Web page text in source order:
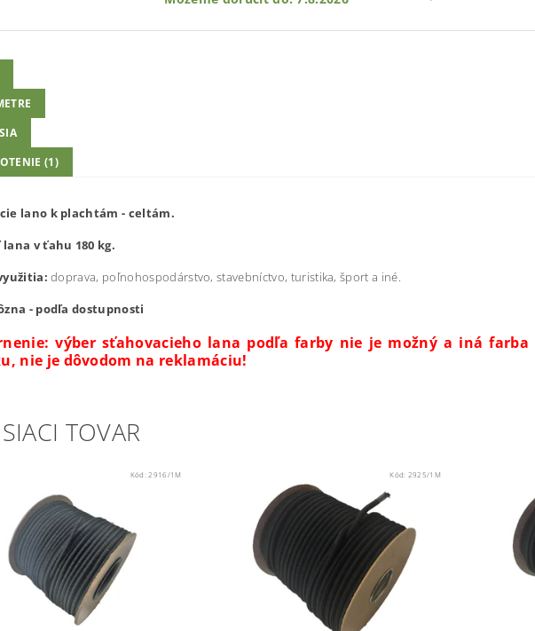
(1)
lano k plachtám - celtám.
v ťahu 180 kg.
doprava, poľnohospodárstvo, stavebníctvo, turistika, šport a iné.
- podľa dostupnosti
výber sťahovacieho lana podľa farby nie je možný a iná
nie je dôvodom na reklamáciu!
TOVAR
Kód:2916/1M Kód: 2925/1M